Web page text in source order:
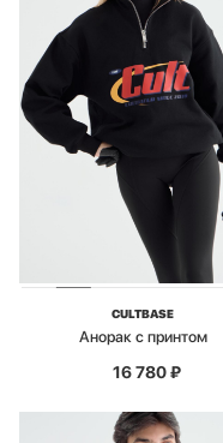
CULTBASE
Анорак с принтом
16 780₽